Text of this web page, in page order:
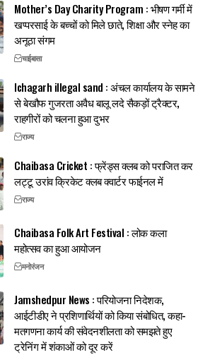
Mother’s Day Charity Program : भीषण गर्मी में
खप्परसाई के बच्चों को मिले छाते, शिक्षा और स्नेह का
अनूठा संगम
चाईबासा
Ichagarh illegal sand : अंचल कार्यालय के सामने
से बेखौफ गुजरता अवैध बालू लदे सैकड़ों ट्रैक्टर,
राहगीरों को चलना हुआ दुभर
राज्य
Chaibasa Cricket : फ्रेंड्स क्लब को पराजित कर
लट्टू उरांव क्रिकेट क्लब क्वार्टर फाईनल में
राज्य
Chaibasa Folk Art Festival : लोक कला
महोत्सव का हुआ आयोजन
मनोरंजन
Jamshedpur News : परियोजना निदेशक,
आईटीडीए ने प्रशिणार्थियों को किया संबोधित, कहा-
मतगणना कार्य की संवेदनशीलता को समझते हुए
ट्रेनिंग में शंकाओं को दूर करें